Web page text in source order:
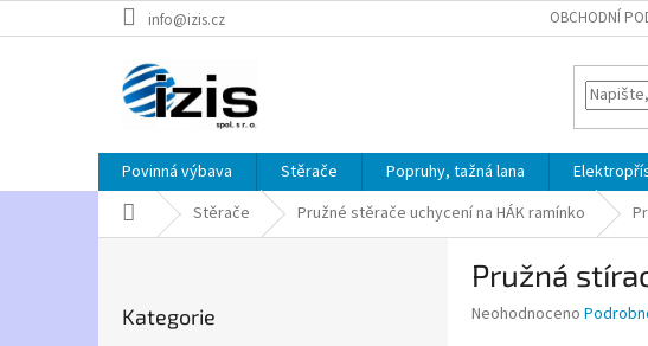
na
info@izis.cz OBCHODNÍ
Povinná výbava Stěrače Popruhy, tažná lana
Domů Stěrače Pružné stěrače uchycení na HÁK ramínko
kategorie
Kategorie
Pružná
Průměrné
Neohodnoceno